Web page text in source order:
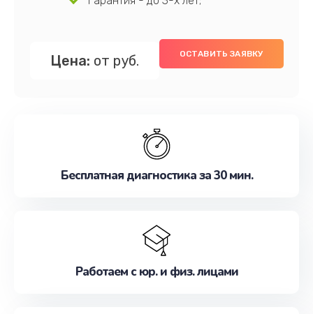
Цена: от руб. ОСТАВИТЬ ЗАЯВКУ
Бесплатная диагностика за 30 мин.
Работаем с юр. и физ. лицами